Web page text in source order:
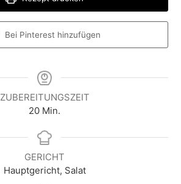
Bei Pinterest hinzufügen
ZUBEREITUNGSZEIT
20M
n
t
e
Min.
GERICHT
Hauptgericht, Salat